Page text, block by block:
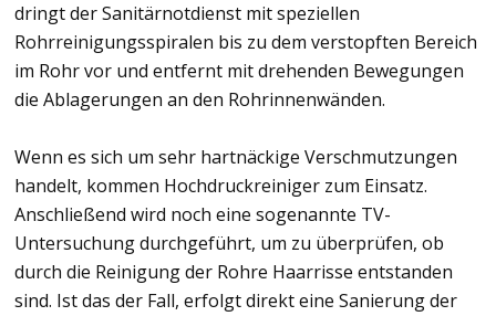
dringt der Sanitärnotdienst mit speziellen
Rohrreinigungsspiralen bis zu dem verstopften Bereich
im Rohr vor und entfernt mit drehenden Bewegungen
die Ablagerungen an den Rohrinnenwänden.
Wenn es sich um sehr hartnäckige Verschmutzungen
handelt, kommen Hochdruckreiniger zum Einsatz.
Anschließend wird noch eine sogenannte TV-
Untersuchung durchgeführt, um zu überprüfen, ob
durch die Reinigung der Rohre Haarrisse entstanden
sind. Ist das der Fall, erfolgt direkt eine Sanierung der